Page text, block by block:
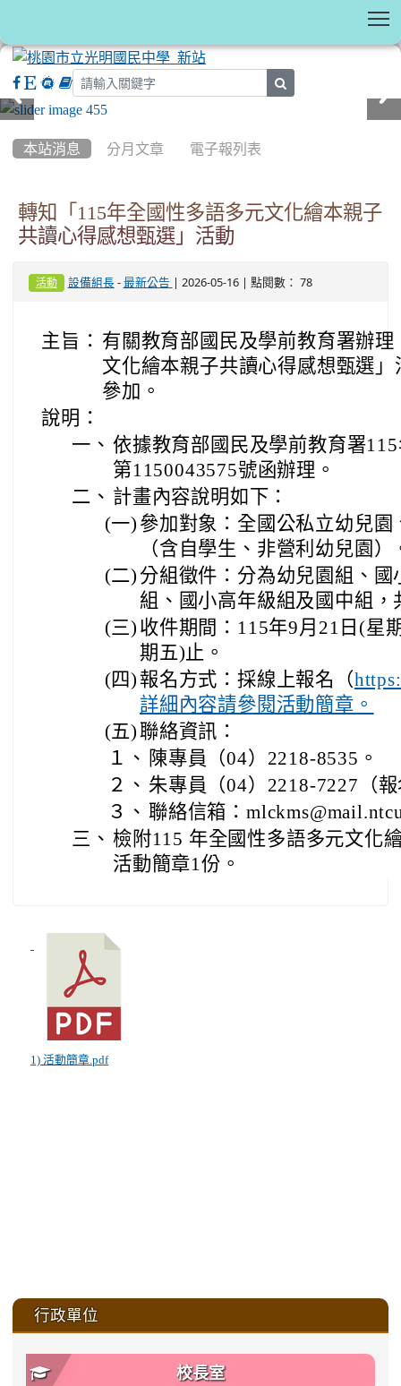
本站消息 分月文章 電子報列表
轉知「115年全國性多語多元文化繪本親子
共讀心得感想甄選」活動
活動 設備組長- 最新公告 | 2026-05-16 | 點閱數： 78
主旨： 有關教育部國民及學前教育署辦
文化繪本親子共讀心得感想甄選
參加。
說明：
一、 依據教育部國民及學前教育署
第1150043575號函辦理。
二、 計畫內容說明如下：
(一) 參加對象：全國公私立幼兒
（含自學生、非營利幼兒園）
(二) 分組徵件：分為幼兒園組、
組、國小高年級組及國中組，
(三) 收件期間：115年9月21日(星
期五)止。
(四) 報名方式：採線上報名（
詳細內容請參閱活動簡章。
(五) 聯絡資訊：
１、 陳專員（04）2218-8535。
２、 朱專員（04）2218-7227（
３、 聯絡信箱：
三、 檢附115 年全國性多語多元文化
活動簡章1份。
1) 活動簡章.pdf
::: 行政單位
校長室